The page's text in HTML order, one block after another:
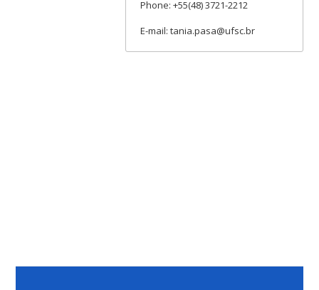
Phone: +55(48) 3721-2212
E-mail: tania.pasa@ufsc.br